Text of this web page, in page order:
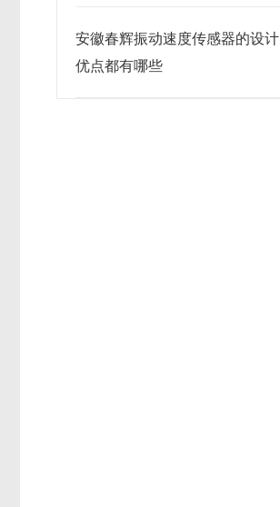
安徽春辉振动速度传感器的设计
优点都有哪些